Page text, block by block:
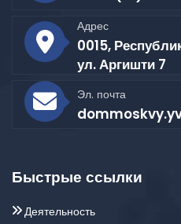
Адрес
0015,
ул. Аргишти 7
Эл. почта
Быстрые ссылки
Деятельность